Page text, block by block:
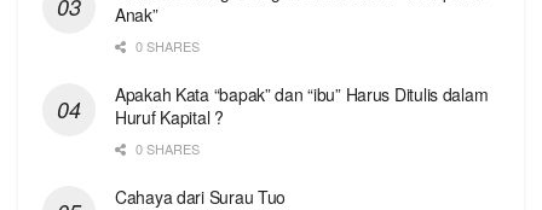
Anak”
0 SHARES
Apakah Kata “bapak” dan “ibu” Harus Ditulis dalam
Huruf Kapital ?
0 SHARES
Cahaya dari Surau Tuo